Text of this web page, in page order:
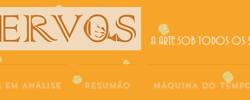
NERVOS A ARTE SOB TODOS OS
EM ANÁLISE RESUMÃO MÁQUINA DO